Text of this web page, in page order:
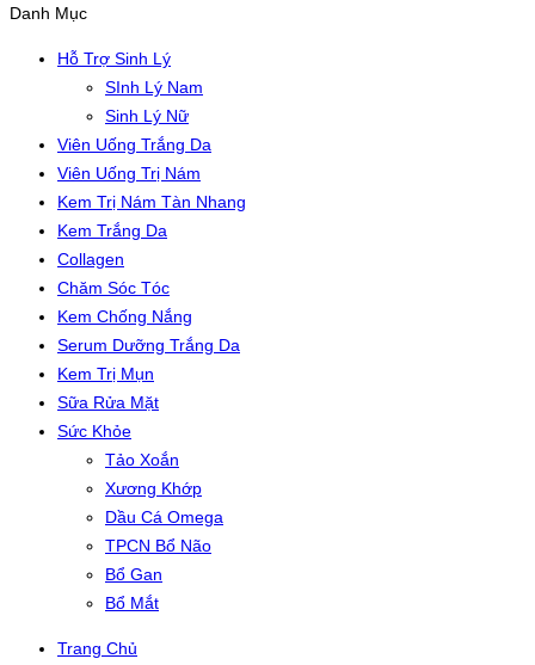
Danh Mục
Hỗ Trợ Sinh Lý
SInh Lý Nam
Sinh Lý Nữ
Viên Uống Trắng Da
Viên Uống Trị Nám
Kem Trị Nám Tàn Nhang
Kem Trắng Da
Collagen
Chăm Sóc Tóc
Kem Chống Nắng
Serum Dưỡng Trắng Da
Kem Trị Mụn
Sữa Rửa Mặt
Sức Khỏe
Tảo Xoắn
Xương Khớp
Dầu Cá Omega
TPCN Bổ Não
Bổ Gan
Bổ Mắt
Trang Chủ